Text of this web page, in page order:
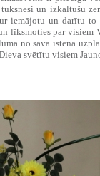
un izkaltušu
iemājotu un darītu to
līksmoties par visiem
no sava īstenā
svētītu visiem